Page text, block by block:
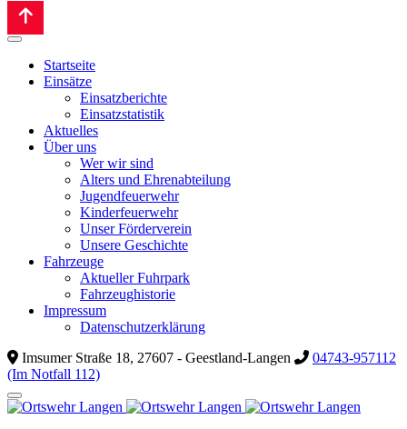
Startseite
Einsätze
Einsatzberichte
Einsatzstatistik
Aktuelles
Über uns
Wer wir sind
Alters und Ehrenabteilung
Jugendfeuerwehr
Kinderfeuerwehr
Unser Förderverein
Unsere Geschichte
Fahrzeuge
Aktueller Fuhrpark
Fahrzeughistorie
Impressum
Datenschutzerklärung
Imsumer Straße 18, 27607 - Geestland-Langen
04743-957112
(Im Notfall 112)